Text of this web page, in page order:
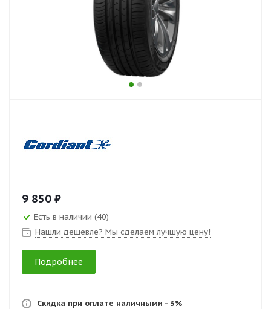
9 850 ₽
Есть в наличии (40)
Нашли дешевле? Мы сделаем лучшую цену!
Подробнее
Скидка при оплате наличными - 3%